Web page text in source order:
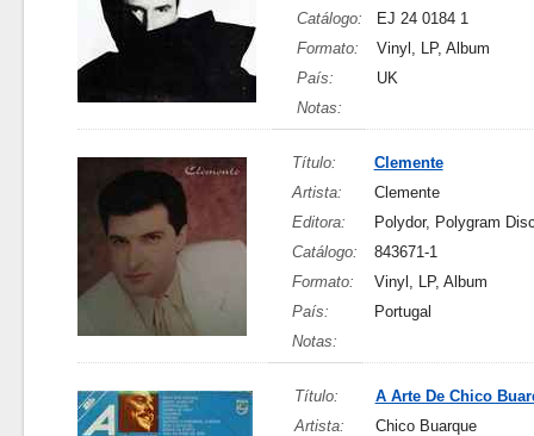
Catálogo:
EJ 24 0184 1
Formato:
Vinyl, LP, Album
País:
UK
Notas:
Título:
Clemente
Artista:
Clemente
Editora:
Polydor, Polygram
Catálogo:
843671-1
Formato:
Vinyl, LP, Album
País:
Portugal
Notas:
Título:
A Arte De Chico
Artista:
Chico Buarque